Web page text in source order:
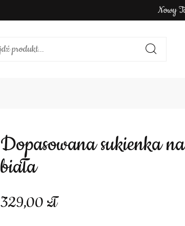
Nowy
Dopasowana sukienka na długi rękaw
biała
329,00